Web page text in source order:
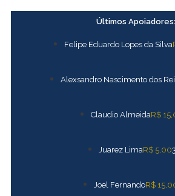
Últimos Apoiadores:
Felipe Eduardo Lopes da Silva
Alexsandro Nascimento dos
Claudio AlmeidaR$
Juarez LimaR$ 5,00
Joel FernandoR$